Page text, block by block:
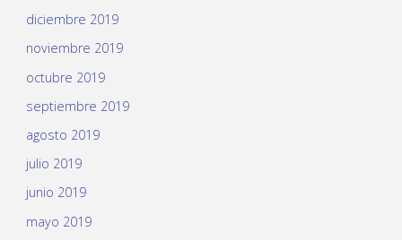
diciembre 2019
noviembre 2019
octubre 2019
septiembre 2019
agosto 2019
julio 2019
junio 2019
mayo 2019